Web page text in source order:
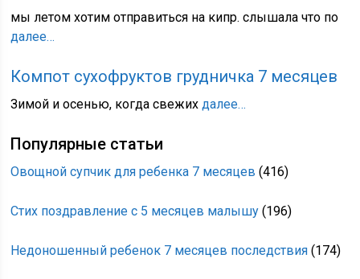
мы летом хотим отправиться на кипр. слышала что по
далее…
Компот сухофруктов грудничка 7 месяцев
Зимой и осенью, когда свежихдалее…
Популярные статьи
Овощной супчик для ребенка 7 месяцев (416)
Стих поздравление с 5 месяцев малышу (196)
Недоношенный ребенок 7 месяцев последствия (174)